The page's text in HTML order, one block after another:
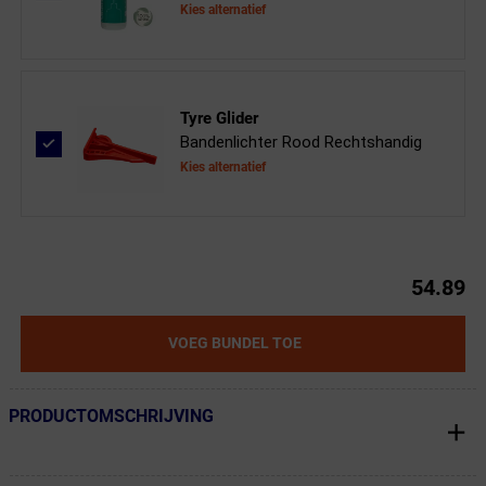
Kies alternatief
Tyre Glider
Bandenlichter Rood Rechtshandig
Kies alternatief
54.89
VOEG BUNDEL TOE
← Terug naar productnavigatie
PRODUCTOMSCHRIJVING